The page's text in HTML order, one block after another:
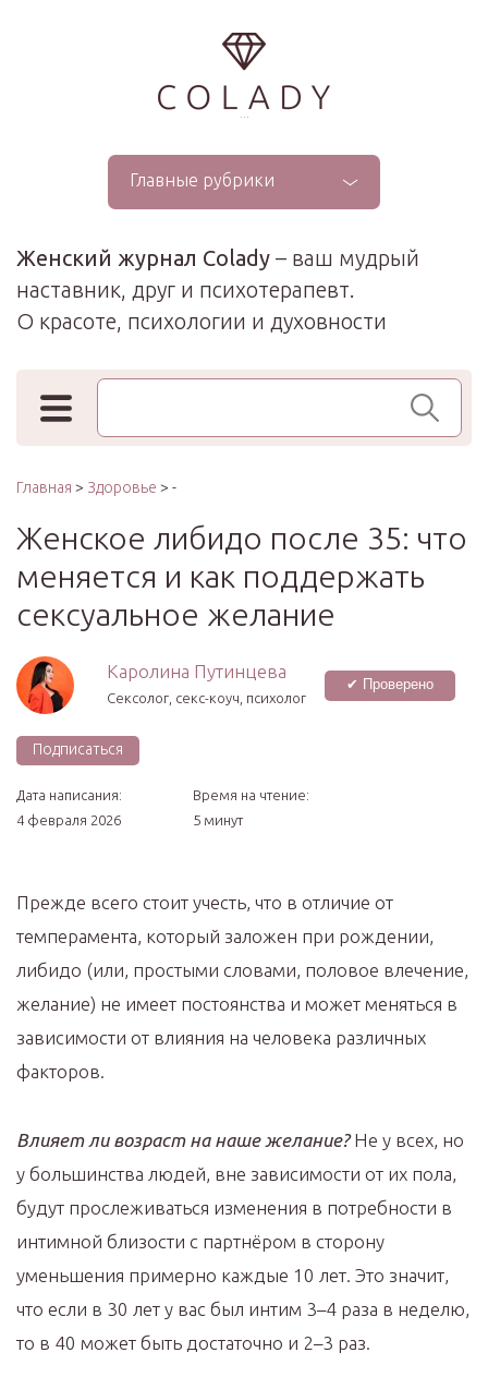
...
Главные рубрики
Женский журнал Colady – ваш мудрый
наставник, друг и психотерапевт.
О красоте, психологии и духовности
Поиск по сайту
Главная > Здоровье > -
Женское либидо после 35: что
меняется и как поддержать
сексуальное желание
Каролина Путинцева
Cексолог, секс-коуч, психолог
✔ Проверено
Подписаться
Дата написания:
4 февраля 2026
Время на чтение:
5 минут
Прежде всего стоит учесть, что в отличие от
темперамента, который заложен при рождении,
либидо (или, простыми словами, половое влечение,
желание) не имеет постоянства и может меняться в
зависимости от влияния на человека различных
факторов.
Влияет ли возраст на наше желание?Не у всех, но
у большинства людей, вне зависимости от их пола,
будут прослеживаться изменения в потребности в
интимной близости с партнёром в сторону
уменьшения примерно каждые 10 лет. Это значит,
что если в 30 лет у вас был интим 3–4 раза в неделю,
то в 40 может быть достаточно и 2–3 раз.